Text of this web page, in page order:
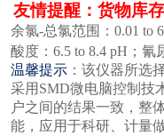
友情提醒：货物库
余氯-总氯范围 ： 0.01 to
酸度： 6.5 to 8.4 pH ； 氰
温馨提示 ：该仪器所选
采用 SMD微电脑控制技
户之间的结果一致，整
能，应用于科研、计量